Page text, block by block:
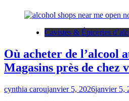
Cavistes & Épiceries
Où acheter de l’alcool
Magasins près de chez
cynthia caroujanvier 5, 2026janvier 5,